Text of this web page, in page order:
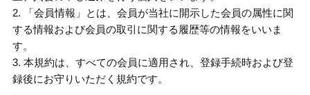
2. 「会員情報」とは、会員が当社に開示した会員の属性に関
する情報および会員の取引に関する履歴等の情報をいいま
す。
3. 本規約は、すべての会員に適用され、登録手続時および登
録後にお守りいただく規約です。